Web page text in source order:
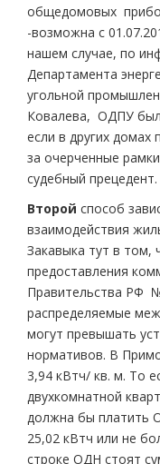
общедомовых
-возможна с
нашем случае, по
Департамента
угольной
Ковалева, ОДПУ был
если в других домах
за очерченные
судебный прецедент.
Второй способ
взаимодействия
Закавыка тут в том,
предоставления
Правительства РФ
распределяемые
могут превышать
нормативов. В
3,94 кВтч/ кв. м. То
двухкомнатной
должна бы платить
25,02 кВтч или не
строке ОДН стоят